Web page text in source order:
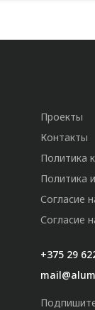
Проекты
Контакты
Политика
Политика
Согласие
Согласие
+375 29